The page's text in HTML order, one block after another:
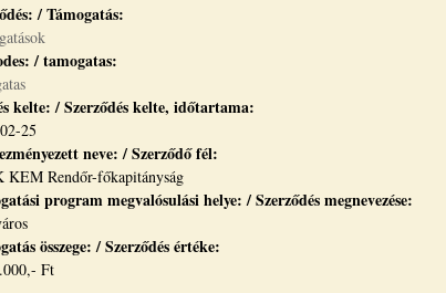
/ Támogatás:
/ tamogatas:
kelte: / Szerződés kelte, időtartama:
25
neve: / Szerződő fél:
KEM Rendőr-főkapitányság
program megvalósulási helye: / Szerződés megnevezése:
összege: / Szerződés értéke:
Ft